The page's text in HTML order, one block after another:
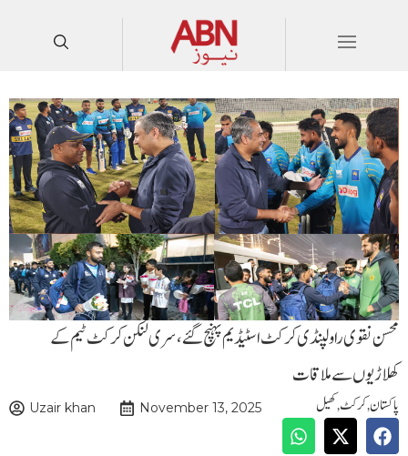
محسن نقوی راولپنڈی کرکٹ اسٹیڈیم پہنچ گئے، سری لنکن کرکٹ ٹیم کے
کھلاڑیوں سے ملاقات
پاکستان,کرکٹ,کھیل Uzair khan November 13, 2025